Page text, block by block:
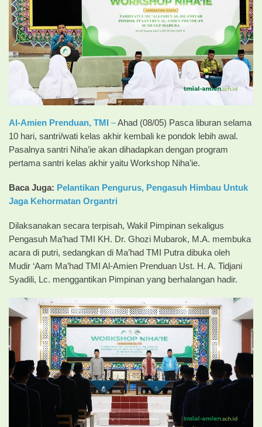
Al-Amien Prenduan, TMI –Ahad (08/05) Pasca liburan selama
10 hari, santri/wati kelas akhir kembali ke pondok lebih awal.
Pasalnya santri Niha’ie akan dihadapkan dengan program
pertama santri kelas akhir yaitu Workshop Niha’ie.
Baca Juga: Pelantikan Pengurus, Pengasuh Himbau Untuk
Jaga Kehormatan Organtri
Dilaksanakan secara terpisah, Wakil Pimpinan sekaligus
Pengasuh Ma’had TMI KH. Dr. Ghozi Mubarok, M.A. membuka
acara di putri, sedangkan di Ma’had TMI Putra dibuka oleh
Mudir ‘Aam Ma’had TMI Al-Amien Prenduan Ust. H. A. Tidjani
Syadili, Lc. menggantikan Pimpinan yang berhalangan hadir.